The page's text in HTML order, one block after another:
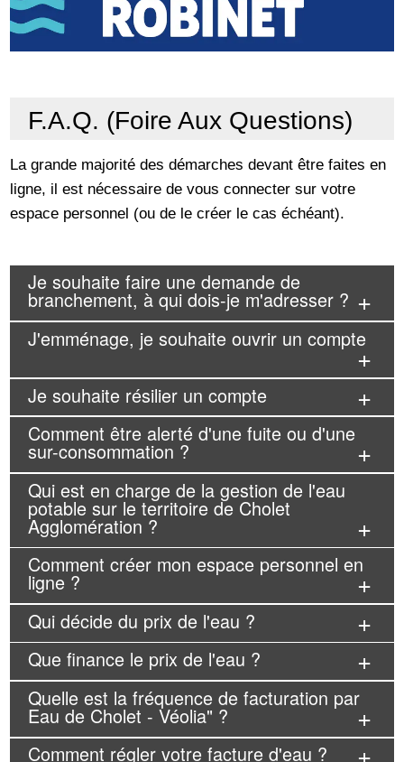
F.A.Q. (Foire Aux Questions)
La grande majorité des démarches devant être faites en
ligne, il est nécessaire de vous connecter sur votre
espace personnel (ou de le créer le cas échéant).
Je souhaite faire une demande de
branchement, à qui dois-je m'adresser ?
J'emménage, je souhaite ouvrir un compte
Je souhaite résilier un compte
Comment être alerté d'une fuite ou d'une
sur-consommation ?
Qui est en charge de la gestion de l'eau
potable sur le territoire de Cholet
Agglomération ?
Comment créer mon espace personnel en
ligne ?
Qui décide du prix de l'eau ?
Que finance le prix de l'eau ?
Quelle est la fréquence de facturation par
Eau de Cholet - Véolia" ?
Comment régler votre facture d'eau ?